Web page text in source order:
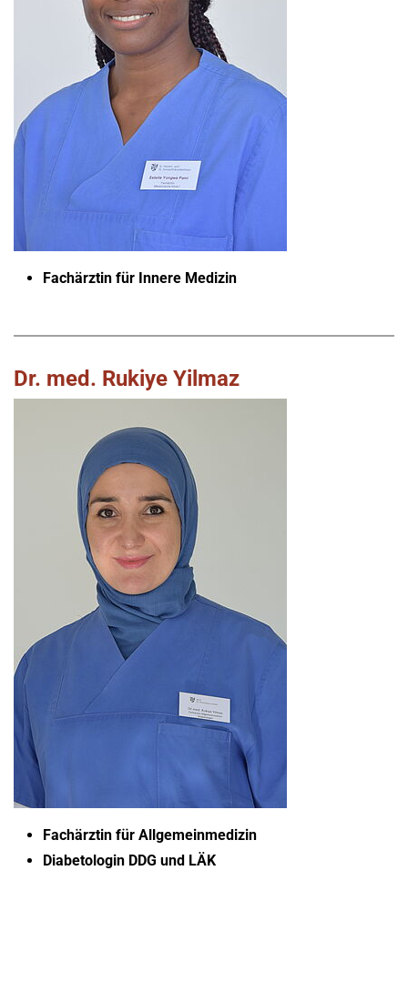
Fachärztin für Innere Medizin
Dr. med. Rukiye Yilmaz
Fachärztin für Allgemeinmedizin
Diabetologin DDG und LÄK